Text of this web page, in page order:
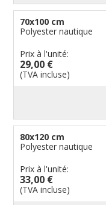
70x100 cm
Polyester nautique
Prix à l'unité:
29,00 €
(TVA incluse)
80x120 cm
Polyester nautique
Prix à l'unité:
33,00 €
(TVA incluse)